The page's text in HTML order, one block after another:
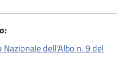
dell'Albo n. 9 del